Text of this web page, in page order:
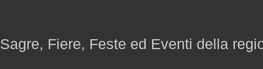
Sagre, Fiere, Feste ed Eventi della